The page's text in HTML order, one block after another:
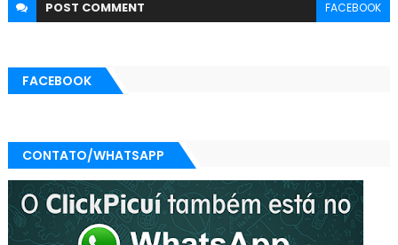
POST COMMENT FACEBOOK
FACEBOOK
CONTATO/WHATSAPP